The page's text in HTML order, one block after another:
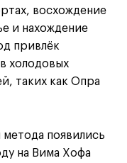
восхождение
и нахождение
привлёк
холодовых
таких как Опра
появились
на Вима Хофа